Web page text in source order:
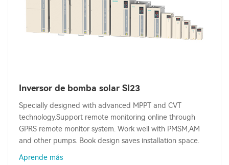
Inversor de bomba solar SI23
Specially designed with advanced MPPT and CVT
technology.Support remote monitoring online through
GPRS remote monitor system. Work well with PMSM,AM
and other pumps. Book design saves installation space.
Aprende más